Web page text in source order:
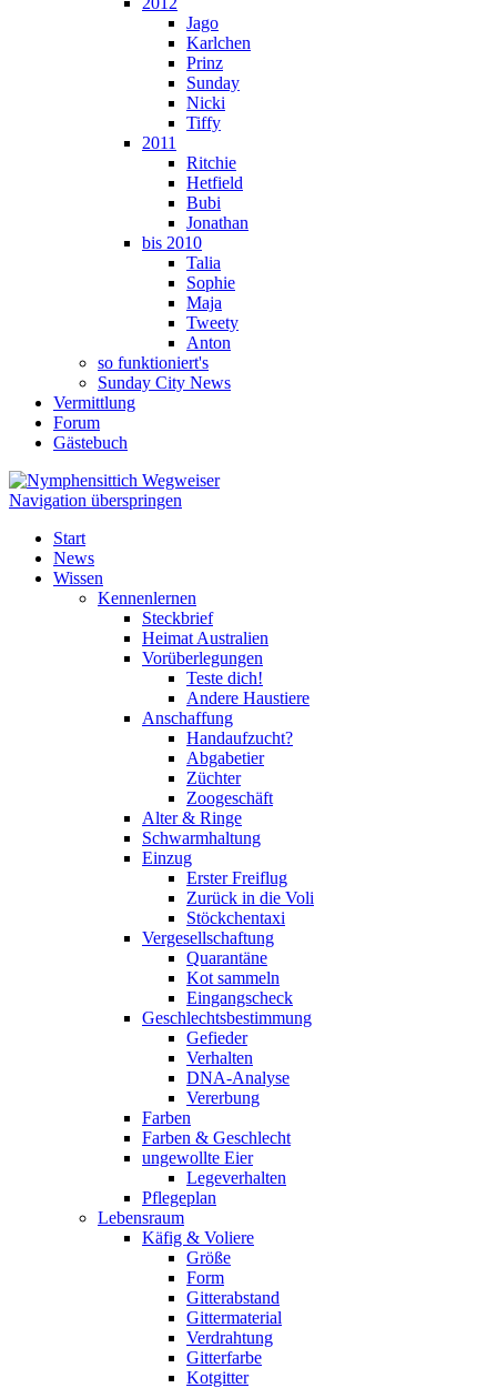
Jago
Karlchen
Prinz
Sunday
Nicki
Tiffy
2011
Ritchie
Hetfield
Bubi
Jonathan
bis 2010
Talia
Sophie
Maja
Tweety
Anton
so funktioniert's
Sunday City News
Vermittlung
Forum
Gästebuch
Navigation überspringen
Start
News
Wissen
Kennenlernen
Steckbrief
Heimat Australien
Vorüberlegungen
Teste dich!
Andere Haustiere
Anschaffung
Handaufzucht?
Abgabetier
Züchter
Zoogeschäft
Alter & Ringe
Schwarmhaltung
Einzug
Erster Freiflug
Zurück in die Voli
Stöckchentaxi
Vergesellschaftung
Quarantäne
Kot sammeln
Eingangscheck
Geschlechtsbestimmung
Gefieder
Verhalten
DNA-Analyse
Vererbung
Farben
Farben & Geschlecht
ungewollte Eier
Legeverhalten
Pflegeplan
Lebensraum
Käfig & Voliere
Größe
Form
Gitterabstand
Gittermaterial
Verdrahtung
Gitterfarbe
Kotgitter